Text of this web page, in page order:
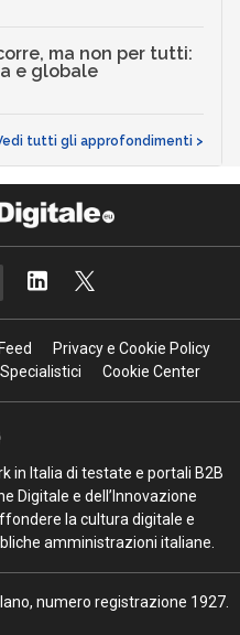
ma non per tutti:
e globale
tutti gli approfondimenti >
Privacy e Cookie Policy
Cookie Center
in Italia di testate e portali B2B
Digitale e dell’Innovazione
la cultura digitale e
amministrazioni italiane.
numero registrazione 1927.